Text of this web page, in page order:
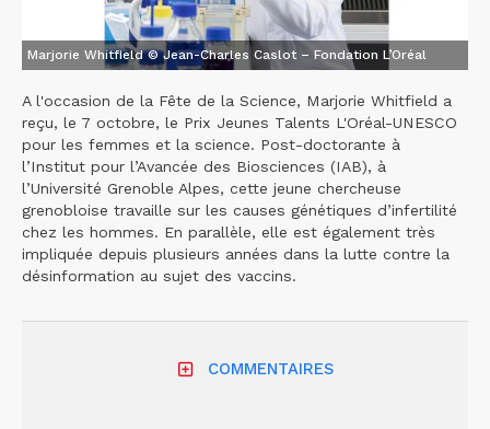
Marjorie Whitfield © Jean-Charles Caslot – Fondation L’Oréal
A l'occasion de la Fête de la Science, Marjorie Whitfield a
reçu, le 7 octobre, le Prix Jeunes Talents L'Oréal-UNESCO
pour les femmes et la science. Post-doctorante à
l’Institut pour l’Avancée des Biosciences (IAB), à
l’Université Grenoble Alpes, cette jeune chercheuse
grenobloise travaille sur les causes génétiques d’infertilité
chez les hommes. En parallèle, elle est également très
impliquée depuis plusieurs années dans la lutte contre la
désinformation au sujet des vaccins.
COMMENTAIRES